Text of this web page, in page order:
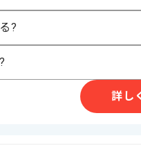
安がある方へ
た経験やスキルをお持ちであれば申
?
詳し